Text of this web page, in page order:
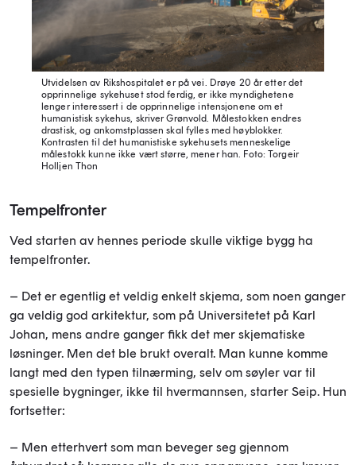
Utvidelsen av Rikshospitalet er på vei. Drøye 20 år etter det
opprinnelige sykehuset stod ferdig, er ikke myndighetene
lenger interessert i de opprinnelige intensjonene om et
humanistisk sykehus, skriver Grønvold. Målestokken endres
drastisk, og ankomstplassen skal fylles med høyblokker.
Kontrasten til det humanistiske sykehusets menneskelige
målestokk kunne ikke vært større, mener han. Foto: Torgeir
Holljen Thon
Tempelfronter
Ved starten av hennes periode skulle viktige bygg ha
tempelfronter.
– Det er egentlig et veldig enkelt skjema, som noen ganger
ga veldig god arkitektur, som på Universitetet på Karl
Johan, mens andre ganger fikk det mer skjematiske
løsninger. Men det ble brukt overalt. Man kunne komme
langt med den typen tilnærming, selv om søyler var til
spesielle bygninger, ikke til hvermannsen, starter Seip. Hun
fortsetter:
– Men etterhvert som man beveger seg gjennom